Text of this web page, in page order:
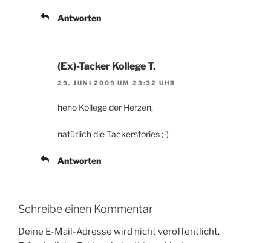
Antworten
(Ex)-Tacker Kollege T.
29. JUNI 2009 UM 23:32 UHR
heho Kollege der Herzen,
natürlich die Tackerstories ;-)
Antworten
Schreibe einen Kommentar
Deine E-Mail-Adresse wird nicht veröffentlicht.